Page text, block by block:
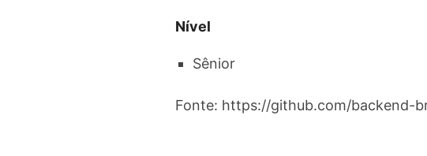
Nível
Sênior
Fonte: https://github.com/backend-